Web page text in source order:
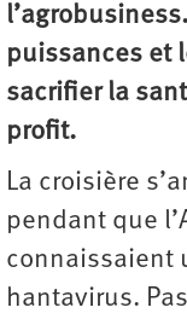
puissances et
sacrifier la
profit.
La croisière
pendant que
connaissaient
hantavirus.